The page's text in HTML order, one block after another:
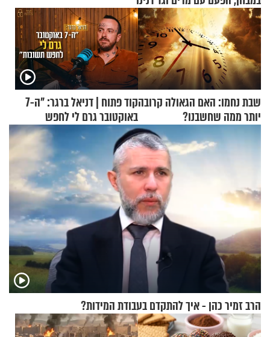
שבת נחמו: האם הגאולה קרובה
יותר ממה שחשבנו?
קוד פתוח | דניאל ברגר: "ה-7
באוקטובר גרם לי לחפש
תשובות"
הרב זמיר כהן - איך להתקדם בעבודת המידות?